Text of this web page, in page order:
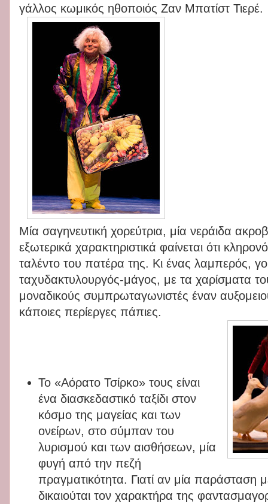
γάλλος κωμικός ηθοποιός Ζαν Μπατίστ Τιερέ.
Μία σαγηνευτική χορεύτρια, μία νεράιδα
εξωτερικά χαρακτηριστικά φαίνεται ότι
ταλέντο του πατέρα της. Κι ένας λαμπερός,
ταχυδακτυλουργός-μάγος, με τα χαρίσματα
μοναδικούς συμπρωταγωνιστές έναν
κάποιες περίεργες πάπιες.
Το «Αόρατο Τσίρκο» τους είναι
ένα διασκεδαστικό ταξίδι στον
κόσμο της μαγείας και των
ονείρων, στο σύμπαν του
λυρισμού και των αισθήσεων, μία
φυγή από την πεζή
πραγματικότητα. Γιατί αν μία παράσταση
δικαιούται τον χαρακτήρα της